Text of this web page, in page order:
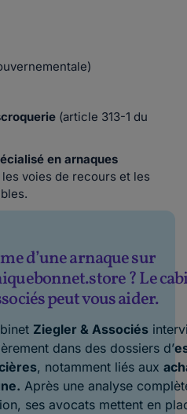
(article 313-1 du
en arnaques
voies de recours et les
d’une arnaque sur
? Le
peut vous aider.
Ziegler & Associés
dans des dossiers d’
, notamment liés aux
Après une analyse
ses avocats mettent en